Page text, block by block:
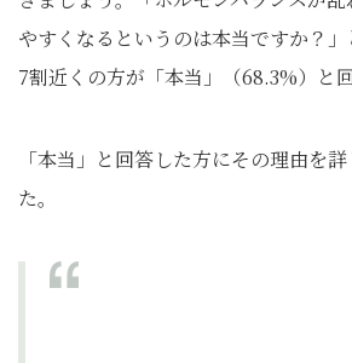
やすくなるというのは本当ですか？」
7割近くの方が「本当」（68.3%）と
「本当」と回答した方にその理由を
た。